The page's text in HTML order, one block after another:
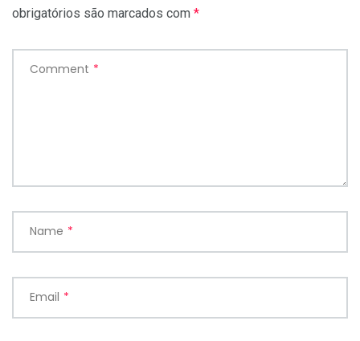
obrigatórios são marcados com *
Comment *
Name *
Email *